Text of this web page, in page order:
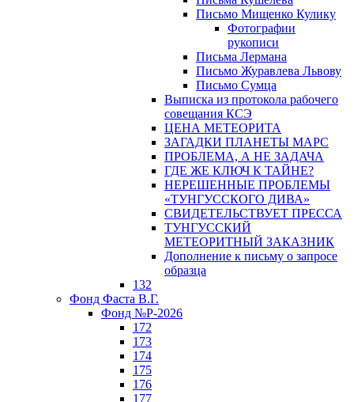
Письмо Мищенко Кулику
Фотографии
рукописи
Письма Лермана
Письмо Журавлева Львову
Письмо Сумца
Выписка из протокола рабочего
совещания КСЭ
ЦЕНА МЕТЕОРИТА
ЗАГАДКИ ПЛАНЕТЫ МАРС
ПРОБЛЕМА, А НЕ ЗАДАЧА
ГДЕ ЖЕ КЛЮЧ К ТАЙНЕ?
НЕРЕШЕННЫЕ ПРОБЛЕМЫ
«ТУНГУССКОГО ДИВА»
СВИДЕТЕЛЬСТВУЕТ ПРЕССА
ТУНГУССКИЙ
МЕТЕОРИТНЫЙ ЗАКАЗНИК
Дополнение к письму о запросе
образца
132
Фонд Фаста В.Г.
Фонд №Р-2026
172
173
174
175
176
177